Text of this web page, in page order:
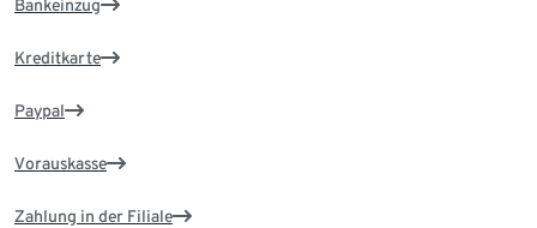
Bankeinzug
Kreditkarte
Paypal
Vorauskasse
Zahlung in der Filiale